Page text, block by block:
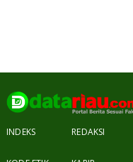
INDEKS REDAKSI